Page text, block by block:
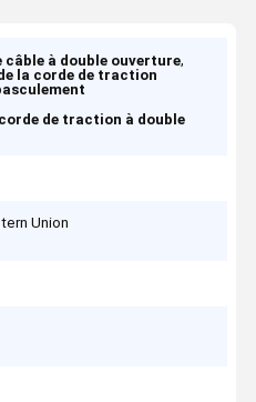
câble à double ouverture,
la corde de traction
de traction à double
Union